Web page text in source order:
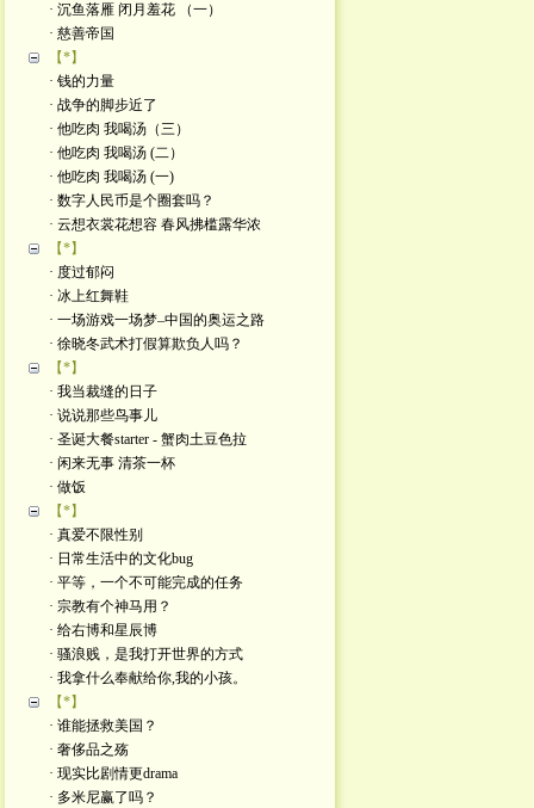
· 沉鱼落雁 闭月羞花 （一）
· 慈善帝国
【*】
· 钱的力量
· 战争的脚步近了
· 他吃肉 我喝汤（三）
· 他吃肉 我喝汤 (二）
· 他吃肉 我喝汤 (一)
· 数字人民币是个圈套吗？
· 云想衣裳花想容 春风拂槛露华浓
【*】
· 度过郁闷
· 冰上红舞鞋
· 一场游戏一场梦–中国的奥运之路
· 徐晓冬武术打假算欺负人吗？
【*】
· 我当裁缝的日子
· 说说那些鸟事儿
· 圣诞大餐starter - 蟹肉土豆色拉
· 闲来无事 清茶一杯
· 做饭
【*】
· 真爱不限性别
· 日常生活中的文化bug
· 平等，一个不可能完成的任务
· 宗教有个神马用？
· 给右博和星辰博
· 骚浪贱，是我打开世界的方式
· 我拿什么奉献给你,我的小孩。
【*】
· 谁能拯救美国？
· 奢侈品之殇
· 现实比剧情更drama
· 多米尼赢了吗？